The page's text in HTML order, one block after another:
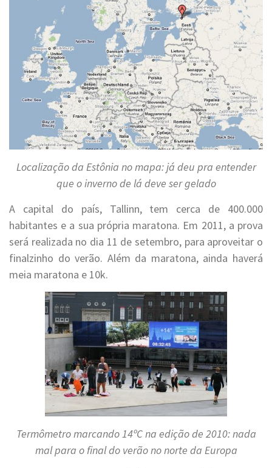
Localização da Estônia no mapa: já deu pra entender
que o inverno de lá deve ser gelado
A capital do país, Tallinn, tem cerca de 400.000
habitantes e a sua própria maratona. Em 2011, a prova
será realizada no dia 11 de setembro, para aproveitar o
finalzinho do verão. Além da maratona, ainda haverá
meia maratona e 10k.
Termômetro marcando 14ºC na edição de 2010: nada
mal para o final do verão no norte da Europa